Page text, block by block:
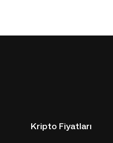
Kripto Fiyatları